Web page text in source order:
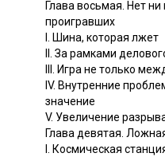
Глава восьмая. Нет
проигравших
I. Шина, которая лжет
II. За рамками
III. Игра не только
IV. Внутренние
значение
V. Увеличение
Глава девятая.
I. Космическая